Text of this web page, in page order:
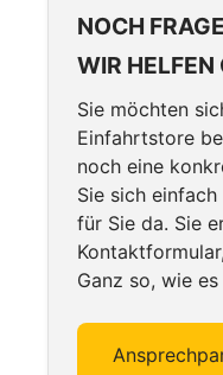
NOCH
WIR HELFEN
Sie möchten
Einfahrtstore
noch eine
Sie sich
für Sie da. Sie
Ganz so, wie